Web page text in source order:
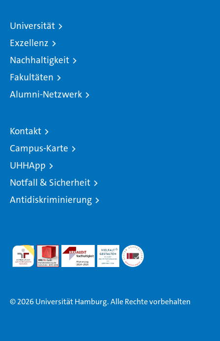
Universität
Exzellenz
Nachhaltigkeit
Fakultäten
Alumni-Netzwerk
Kontakt
Campus-Karte
UHHApp
Notfall & Sicherheit
Antidiskriminierung
© 2026 Universität Hamburg. Alle Rechte vorbehalten